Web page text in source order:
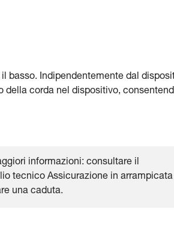
basso. Indipendentemente dal
della corda nel dispositivo,
informazioni: consultare il
tecnico Assicurazione in
una caduta.